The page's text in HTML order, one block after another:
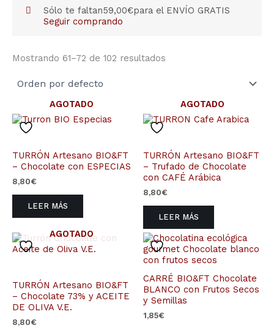
Sólo te faltan59,00€para el ENVÍO GRATIS
Seguir comprando
Mostrando 61–72 de 102 resultados
AGOTADO
TURRÓN Artesano BIO&FT
– Chocolate con ESPECIAS
8,80€
LEER MÁS
AGOTADO
TURRÓN Artesano BIO&FT
– Trufado de Chocolate
con CAFÉ Arábica
8,80€
LEER MÁS
AGOTADO
TURRÓN Artesano BIO&FT
– Chocolate 73% y ACEITE
DE OLIVA V.E.
8,80€
CARRÉ BIO&FT Chocolate
BLANCO con Frutos Secos
y Semillas
1,85€